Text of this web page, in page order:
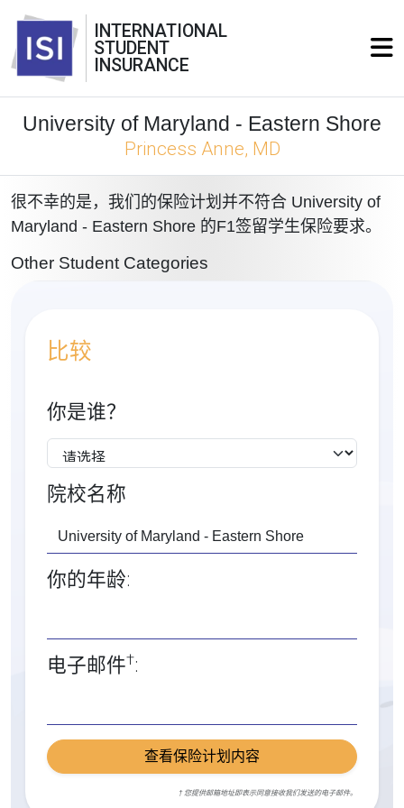
INTERNATIONAL
STUDENT
INSURANCE
University of Maryland - Eastern Shore
Princess Anne, MD
很不幸的是，我们的保险计划并不符合 University of
Maryland - Eastern Shore 的F1签留学生保险要求。
Other Student Categories
比较
你是谁？
院校名称
你的年龄:
电子邮件†:
查看保险计划内容
† 您提供邮箱地址即表示同意接收我们发送的电子邮件。